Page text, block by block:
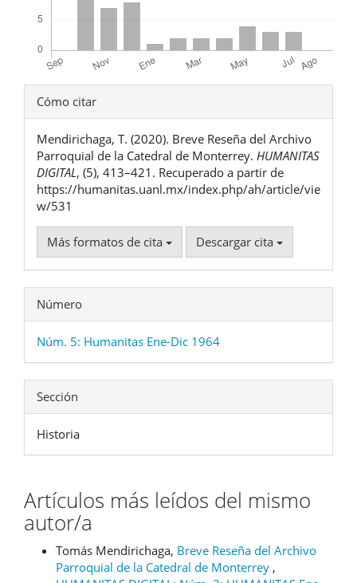
Detalles
del
artículo
Cómo citar
Mendirichaga, T. (2020). Breve Reseña del Archivo
Parroquial de la Catedral de Monterrey. HUMANITAS
DIGITAL, (5), 413–421. Recuperado a partir de
https://humanitas.uanl.mx/index.php/ah/article/vie
w/531
Más formatos de cita Descargar cita
Número
Núm. 5: Humanitas Ene-Dic 1964
Sección
Historia
Artículos más leídos del mismo
autor/a
Tomás Mendirichaga, Breve Reseña del Archivo
Parroquial de la Catedral de Monterrey ,